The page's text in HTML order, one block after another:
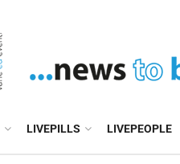
LIVEPILLS LIVEPEOPLE